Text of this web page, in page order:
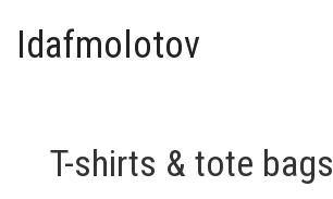
Idafmolotov
T-shirts & tote bags